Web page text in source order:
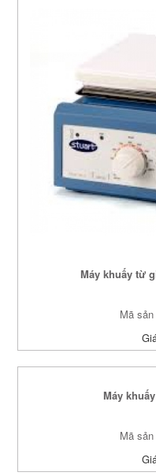
Máy khuấy từ
Mã
Máy
Mã